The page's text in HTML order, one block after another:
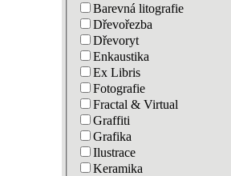
Barevná litografie
Dřevořezba
Dřevoryt
Enkaustika
Ex Libris
Fotografie
Fractal & Virtual
Graffiti
Grafika
Ilustrace
Keramika